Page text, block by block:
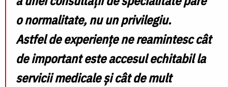
o normalitate, nu un privilegiu.
Astfel de experiențe ne reamintesc cât
de important este accesul echitabil la
servicii medicale și cât de mult